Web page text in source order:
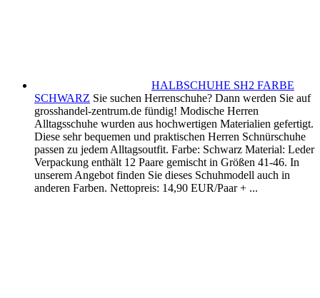
HALBSCHUHE SH2 FARBE
SCHWARZ Sie suchen Herrenschuhe? Dann werden Sie auf
grosshandel-zentrum.de fündig! Modische Herren
Alltagsschuhe wurden aus hochwertigen Materialien gefertigt.
Diese sehr bequemen und praktischen Herren Schnürschuhe
passen zu jedem Alltagsoutfit. Farbe: Schwarz Material: Leder
Verpackung enthält 12 Paare gemischt in Größen 41-46. In
unserem Angebot finden Sie dieses Schuhmodell auch in
anderen Farben. Nettopreis: 14,90 EUR/Paar + ...